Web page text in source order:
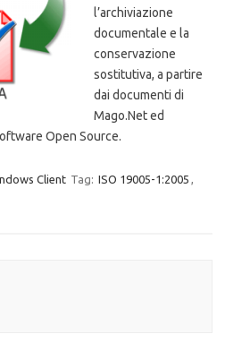
l’archiviazione
documentale e la
conservazione
sostitutiva, a partire
dai documenti di
Mago.Net ed
Open Source.
Client Tag: ISO 19005-1:2005 ,